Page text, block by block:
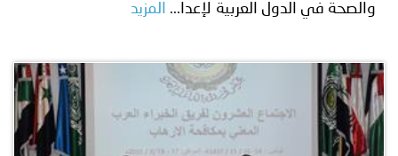
والصحة في الدول العربية لإعدا...
المزيد